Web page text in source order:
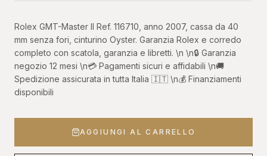
Rolex GMT-Master II Ref. 116710, anno 2007, cassa da 40
mm senza fori, cinturino Oyster. Garanzia Rolex e corredo
completo con scatola, garanzia e libretti. \n \n🔒 Garanzia
negozio 12 mesi \n💳 Pagamenti sicuri e affidabili \n🚚
Spedizione assicurata in tutta Italia 🇮🇹 \n💰 Finanziamenti
disponibili
AGGIUNGI AL CARRELLO